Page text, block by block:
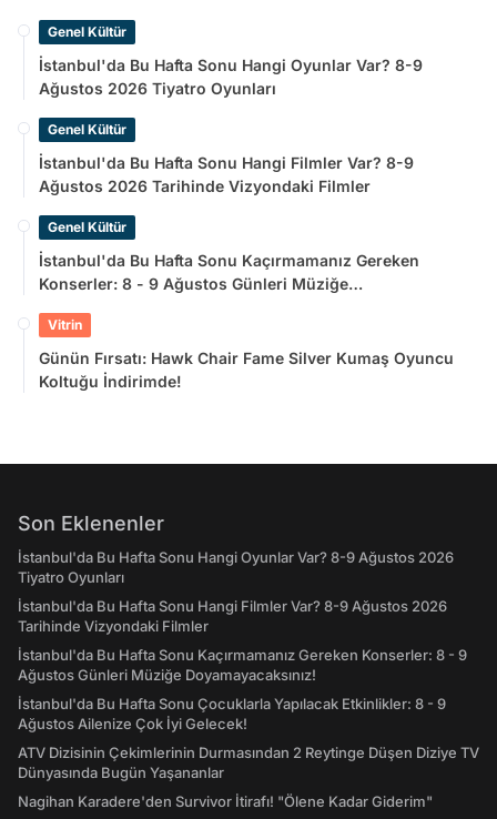
Genel Kültür
İstanbul'da Bu Hafta Sonu Hangi Oyunlar Var? 8-9
Ağustos 2026 Tiyatro Oyunları
Genel Kültür
İstanbul'da Bu Hafta Sonu Hangi Filmler Var? 8-9
Ağustos 2026 Tarihinde Vizyondaki Filmler
Genel Kültür
İstanbul'da Bu Hafta Sonu Kaçırmamanız Gereken
Konserler: 8 - 9 Ağustos Günleri Müziğe
Vitrin
Günün Fırsatı: Hawk Chair Fame Silver Kumaş Oyuncu
Koltuğu İndirimde!
Son Eklenenler
İstanbul'da Bu Hafta Sonu Hangi Oyunlar Var? 8-9 Ağustos 2026
Tiyatro Oyunları
İstanbul'da Bu Hafta Sonu Hangi Filmler Var? 8-9 Ağustos 2026
Tarihinde Vizyondaki Filmler
İstanbul'da Bu Hafta Sonu Kaçırmamanız Gereken Konserler: 8 - 9
Ağustos Günleri Müziğe Doyamayacaksınız!
İstanbul'da Bu Hafta Sonu Çocuklarla Yapılacak Etkinlikler: 8 - 9
Ağustos Ailenize Çok İyi Gelecek!
ATV Dizisinin Çekimlerinin Durmasından 2 Reytinge Düşen Diziye TV
Dünyasında Bugün Yaşananlar
Nagihan Karadere'den Survivor İtirafı! "Ölene Kadar Giderim"